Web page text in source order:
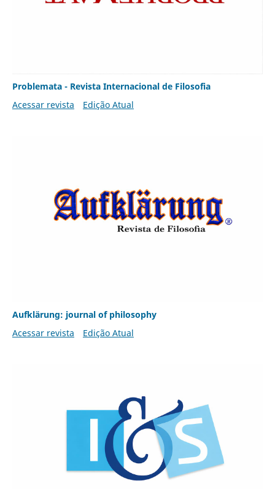
Problemata - Revista Internacional de Filosofia
Acessar revista
Edição Atual
Aufklärung: journal of philosophy
Acessar revista
Edição Atual